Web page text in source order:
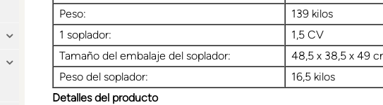
Peso:
139 kilos
1 soplador:
1,5 CV
Tamaño del embalaje del soplador:
48,5 x 38,5 x 49
Peso del soplador:
16,5 kilos
Detalles del producto